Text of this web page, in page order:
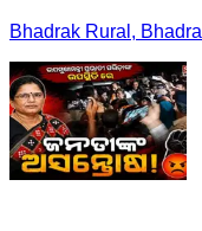
Bhadrak Rural,